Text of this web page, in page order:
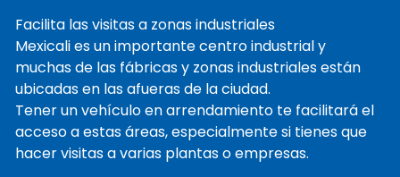
Facilita las visitas a zonas industriales
Mexicali es un importante centro industrial y
muchas de las fábricas y zonas industriales están
ubicadas en las afueras de la ciudad.
Tener un vehículo en arrendamiento te facilitará el
acceso a estas áreas, especialmente si tienes que
hacer visitas a varias plantas o empresas.